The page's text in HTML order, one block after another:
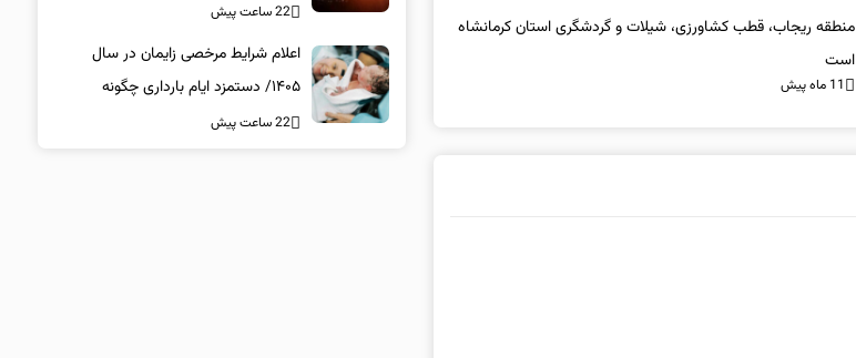
منطقه ریجاب، قطب کشاورزی، شیلات و گردشگری استان کرمانشاه
است
11 ماه پیش
22 ساعت پیش
اعلام شرایط مرخصی زایمان در سال
۱۴۰۵/ دستمزد ایام بارداری چگونه
پرداخت می‌شود؟
22 ساعت پیش